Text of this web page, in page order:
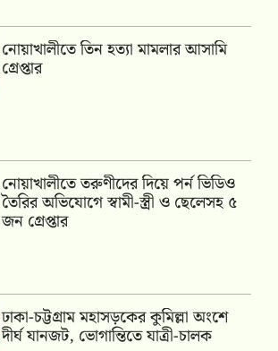
নোয়াখালীতে তিন হত্যা মামলার আসামি
গ্রেপ্তার
নোয়াখালীতে তরুণীদের দিয়ে পর্ন ভিডিও
তৈরির অভিযোগে স্বামী-স্ত্রী ও ছেলেসহ ৫
জন গ্রেপ্তার
ঢাকা-চট্টগ্রাম মহাসড়কের কুমিল্লা অংশে
দীর্ঘ যানজট, ভোগান্তিতে যাত্রী-চালক